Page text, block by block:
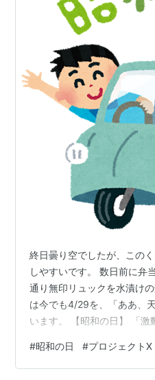
終日曇り空でしたが、この
しやすいです。 数日前に弁
通り無印リュックを水漬け
は今でも4/29を、「ああ、
います。 【昭和の日】 「激
ックスの細木数子のドラマ
物にありつけかわからない
#昭和の日 #プロジェクトX